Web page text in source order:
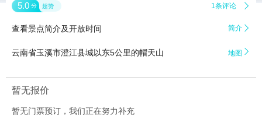
5.0 分 超赞 1条评论 
查看景点简介及开放时间 简介 
云南省玉溪市澄江县城以东5公里的帽天山 地图 
暂无报价
暂无门票预订，我们正在努力补充